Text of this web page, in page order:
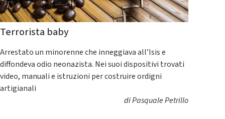
Terrorista baby
Arrestato un minorenne che inneggiava all’Isis e
diffondeva odio neonazista. Nei suoi dispositivi trovati
video, manuali e istruzioni per costruire ordigni
artigianali
diPasquale Petrillo